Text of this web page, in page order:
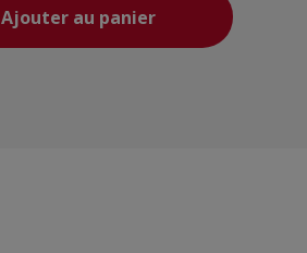
Ajouter au panier